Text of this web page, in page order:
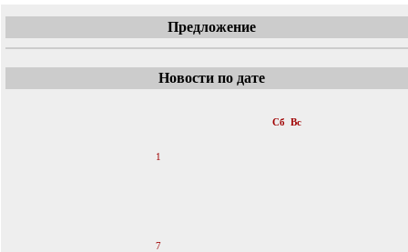
Предложение
Новости по дате
Сб Вс
1
7